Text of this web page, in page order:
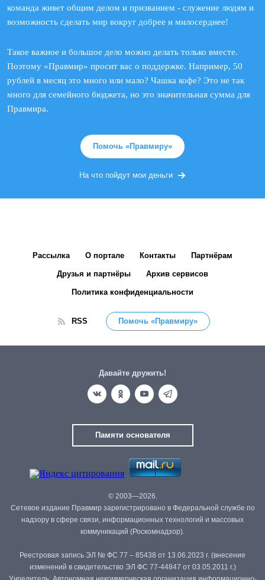
команда живет общим делом и призванием - служение людям и
возможность сделать мир вокруг добрее и милосерднее!
Такое важное и большое дело можно делать только вместе.
Поэтому «Правмир» просит вас о поддержке. Например, 50
рублей в месяц это много или мало? Чашка кофе? Это не так
много для семейного бюджета, но это значительная сумма для
Правмира.
Помочь «Правмиру»
На что пойдут мои деньги
Рассылка О портале Контакты Партнёрам
Друзья и партнёры Архив сервисов
Политика конфиденциальности
RSS Помочь «Правмиру»
Давайте дружить!
Памяти основателя
© 2003—2026.
Сетевое издание Правмир зарегистрировано в Федеральной службе по
надзору в сфере связи, информационных технологий и массовых
коммуникаций (Роскомнадзор).
Реестровая запись ЭЛ № ФС 77 – 85438 от 13.06.2023 г. (внесение
изменений в свидетельство ЭЛ ФС 77-44847 от 03.05.2011 г.)